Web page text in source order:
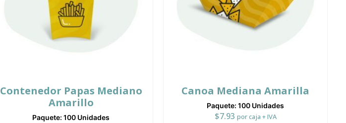
Contenedor Papas Mediano
Amarillo
Paquete: 100 Unidades
Canoa Mediana Amarilla
Paquete: 100 Unidades
$7.93 por caja + IVA